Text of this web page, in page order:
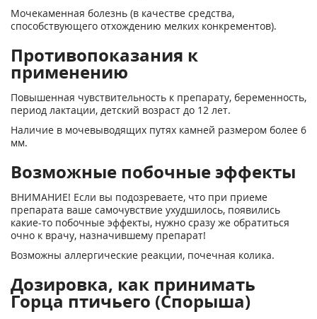
Мочекаменная болезнь (в качестве средства,
способствующего отхождению мелких конкрементов).
Противопоказания к
применению
Повышенная чувствительность к препарату, беременность,
период лактации, детский возраст до 12 лет.
Наличие в мочевыводящих путях камней размером более 6
мм.
Возможные побочные эффекты
ВНИМАНИЕ! Если вы подозреваете, что при приеме
препарата ваше самочувствие ухудшилось, появились
какие-то побочные эффекты, нужно сразу же обратиться
очно к врачу, назначившему препарат!
Возможны аллергические реакции, почечная колика.
Дозировка, как принимать
Горца птичьего (Спорыша)